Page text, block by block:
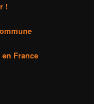
!
France